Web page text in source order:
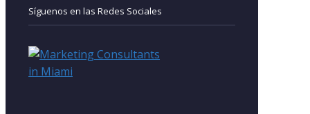
Síguenos en las Redes Sociales